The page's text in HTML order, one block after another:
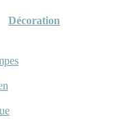
Décoration